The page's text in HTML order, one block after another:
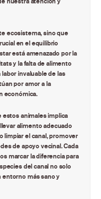
ecosistema, sino que
en el equilibrio
está amenazado por la
y la falta de alimento
invaluable de las
por amor a la
económica.
estos animales implica
alimento adecuado
limpiar el canal, promover
de apoyo vecinal. Cada
marcar la diferencia para
del canal no solo
entorno más sano y